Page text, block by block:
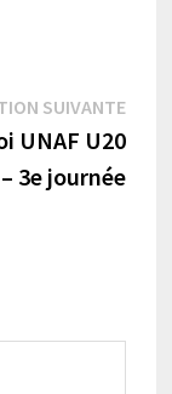
SUIVANTE
UNAF U20
3e journée